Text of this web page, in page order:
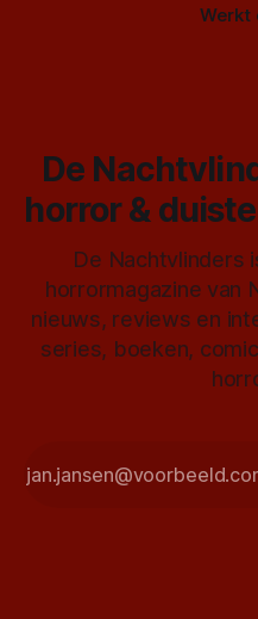
Werkt
De
horror &
De Nachtvlinders
horrormagazine van
nieuws, reviews en
series, boeken,